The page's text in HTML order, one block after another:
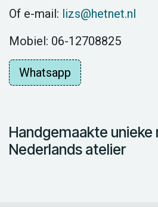
Of e-mail: lizs@hetnet.nl
Mobiel: 06-12708825
Whatsapp
Handgemaakte unieke
Nederlands atelier